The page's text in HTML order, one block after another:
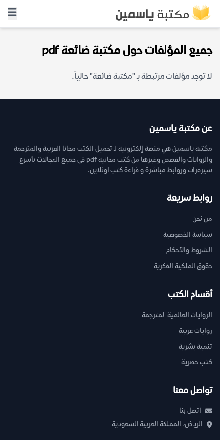
جميع المؤلفات حول مكتبة ضائعة pdf
لا توجد مؤلفات مرتبطة بـ "مكتبة ضائعة" حالياً.
عن مكتبة ياسمين
مكتبة ياسمين هي منصة إلكترونية لـ تحميل الكتب مجانا العربية والمترجمة
والروايات والقصص وغيرها من كتب مجانية pdf فى جميع المجالات بأسرع
سيرفرات وروابط مباشرة و قراءة كتب اونلاين.
روابط سريعة
من نحن
سياسة الخصوصية
الشروط والأحكام
حقوق الملكية الفكرية
أقسام الكتب
الروايات العالمية المترجمة
روايات عربية
تنمية بشرية
كتب حصرية
تواصل معنا
اتصل بنا
الرياض، المملكة العربية السعودية